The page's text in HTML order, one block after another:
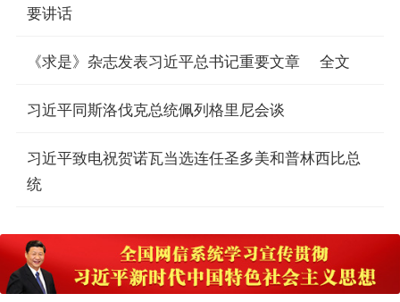
要讲话
《求是》杂志发表习近平总书记重要文章 全文
习近平同斯洛伐克总统佩列格里尼会谈
习近平致电祝贺诺瓦当选连任圣多美和普林西比总
统